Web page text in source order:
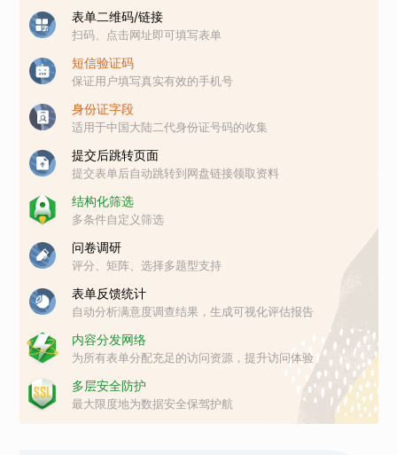
表单二维码/链接
扫码、点击网址即可填写表单
短信验证码
保证用户填写真实有效的手机号
身份证字段
适用于中国大陆二代身份证号码的收集
提交后跳转页面
提交表单后自动跳转到网盘链接领取资料
结构化筛选
多条件自定义筛选
问卷调研
评分、矩阵、选择多题型支持
表单反馈统计
自动分析满意度调查结果，生成可视化评估报告
内容分发网络
为所有表单分配充足的访问资源，提升访问体验
多层安全防护
最大限度地为数据安全保驾护航